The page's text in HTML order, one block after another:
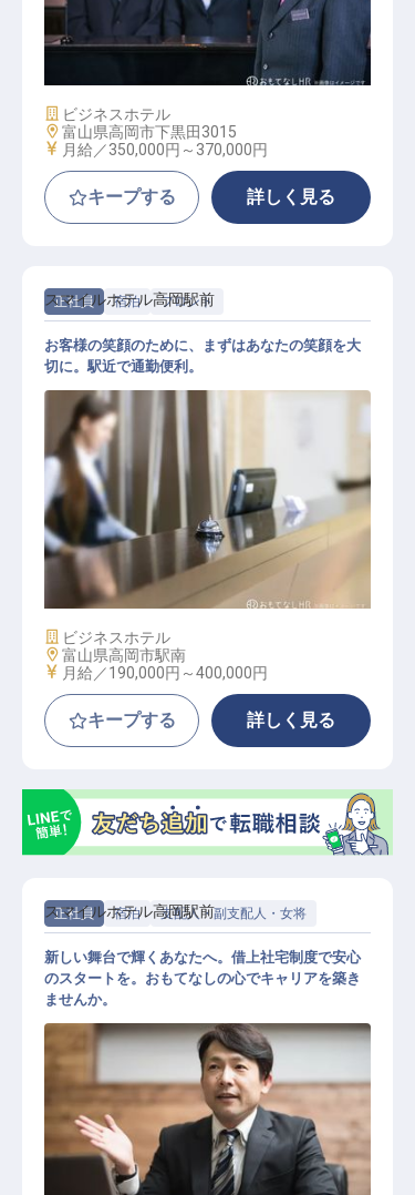
支配人候補
施設業態
ビジネスホテル
勤務地
富山県高岡市下黒田3015
給与
月給／350,000円～ 370,000円
キープする 詳しく見る
正社員 宿泊 フロント
ホテルフロントスタッフ
スマイルホテル高岡駅前
お客様の笑顔のために、まずはあなたの笑顔を大
切に。駅近で通勤便利。
施設業態
ビジネスホテル
勤務地
富山県高岡市駅南
給与
月給／190,000円～400,000円
キープする 詳しく見る
正社員 宿泊 支配人・副支配人・女将
ホテル副支配人・マネージャー候補
スマイルホテル高岡駅前
新しい舞台で輝くあなたへ。借上社宅制度で安心
のスタートを。おもてなしの心でキャリアを築き
ませんか。